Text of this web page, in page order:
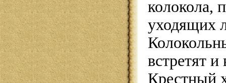
колокола,
уходящих
встретят
Крестный